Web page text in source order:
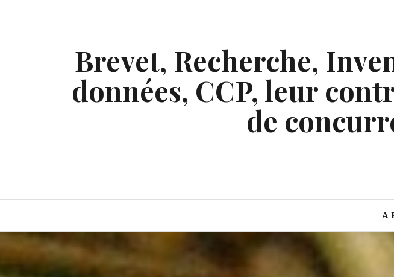
Brevet, Recherche,
données, CCP, leur
de
A